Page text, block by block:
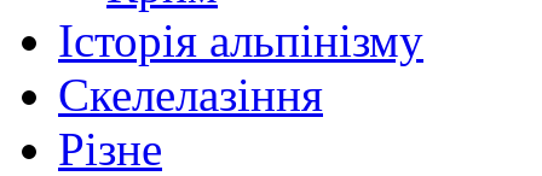
Історія альпінізму
Скелелазіння
Різне